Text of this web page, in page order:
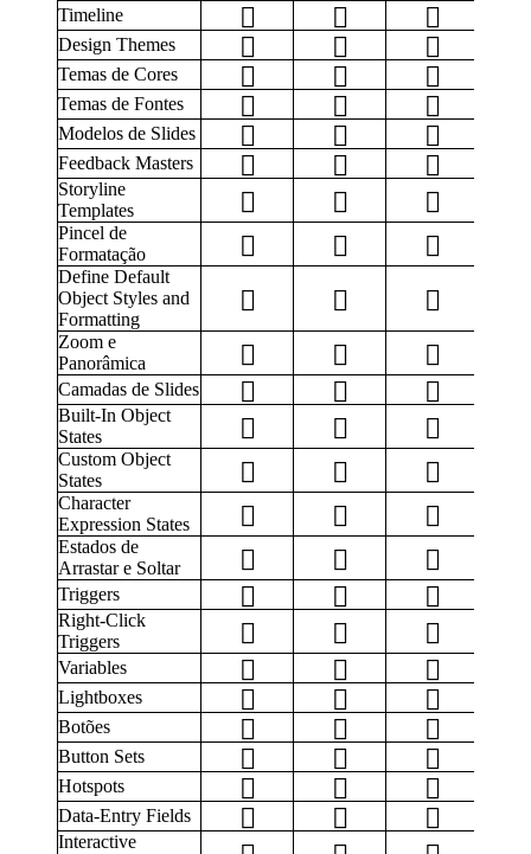
Timeline
Design Themes
Temas de Cores
Temas de Fontes
Modelos de Slides
Feedback Masters
Storyline
Templates
Pincel de
Formatação
Define Default
Object Styles and
Formatting
Zoom e
Panorâmica
Camadas de Slides
Built-In Object
States
Custom Object
States
Character
Expression States
Estados de
Arrastar e Soltar
Triggers
Right-Click
Triggers
Variables
Lightboxes
Botões
Button Sets
Hotspots
Data-Entry Fields
Interactive